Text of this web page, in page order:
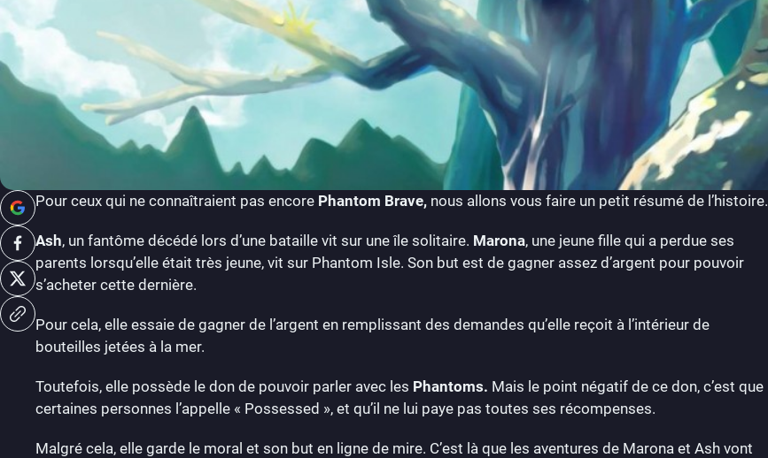
Pour ceux qui ne connaîtraient pas encore Phantom Brave, nous allons vous faire un petit résumé de l’histoire.
Ash, un fantôme décédé lors d’une bataille vit sur une île solitaire. Marona, une jeune fille qui a perdue ses
parents lorsqu’elle était très jeune, vit sur Phantom Isle. Son but est de gagner assez d’argent pour pouvoir
s’acheter cette dernière.
Pour cela, elle essaie de gagner de l’argent en remplissant des demandes qu’elle reçoit à l’intérieur de
bouteilles jetées à la mer.
Toutefois, elle possède le don de pouvoir parler avec les Phantoms. Mais le point négatif de ce don, c’est que
certaines personnes l’appelle « Possessed », et qu’il ne lui paye pas toutes ses récompenses.
Malgré cela, elle garde le moral et son but en ligne de mire. C’est là que les aventures de Marona et Ash vont